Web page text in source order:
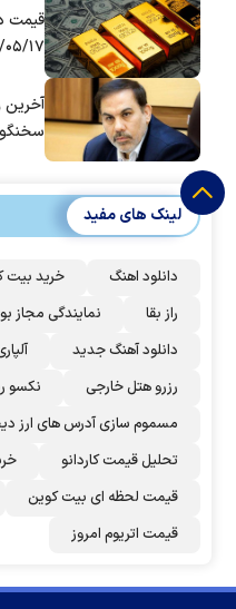
قیمت
۱۴۰۵/
آخرین
لینک های مفید
دانلود اهنگ خرید بیت
راز بقا
نمایندگی مجاز
دانلود آهنگ جدید
رزرو هتل خارجی
نکسو
مسموم سازی آدرس های ارز
تحلیل قیمت کاردانو
قیمت لحظه ای بیت کوین
قیمت اتریوم امروز